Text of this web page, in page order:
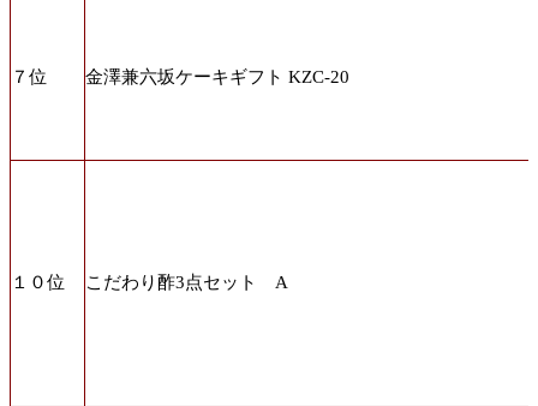
７位 金澤兼六坂ケーキギフト KZC-20
１０位 こだわり酢3点セット A